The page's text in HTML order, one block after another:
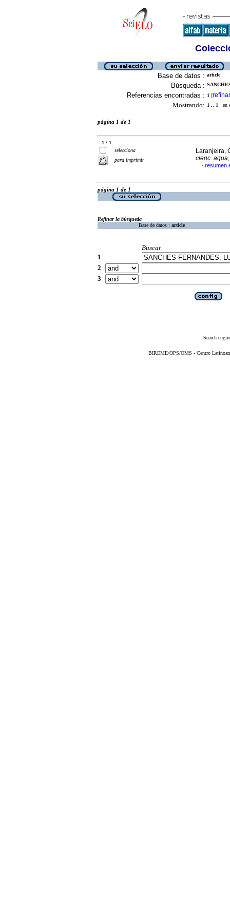
Base de datos : article
Búsqueda :
Referencias encontradas : 1 [refinar
Mostrando: 1 .. 1 en
página 1 de 1
1 / 1
selecciona
para imprimir
Laranjeira,
cienc. agua
· resumen
página 1 de 1
Refinar la búsqueda
Base de datos : article
Buscar
1
2
3
Search
BIREME/OPS/OMS - Centro